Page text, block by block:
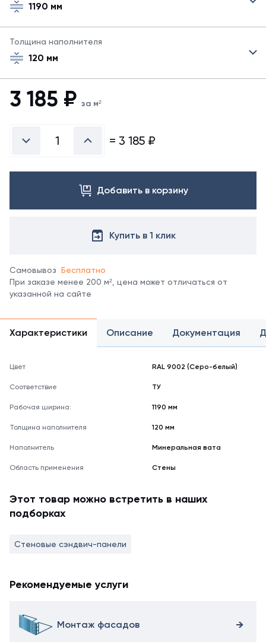
Для
заказа
свяжитесь
менеджером.
цвета
справочнике
цветов
RAL.
*
цвета
может
не
полностью
оттенку.
1190 мм
Толщина наполнителя
120 мм
3 185 ₽ за м²
= 3 185 ₽
Добавить в корзину
Купить в 1 клик
Самовывоз Бесплатно
При заказе менее 200 м², цена может отличаться от
указанной на сайте
Характеристики Описание Документация
Цвет RAL 9002 (Серо-белый)
Соответствие ТУ
Рабочая ширина: 1190 мм
Толщина наполнителя 120 мм
Наполнитель Минеральная вата
Область применения Стены
Этот товар можно встретить в наших
подборках
Стеновые сэндвич-панели
Рекомендуемые услуги
Монтаж фасадов